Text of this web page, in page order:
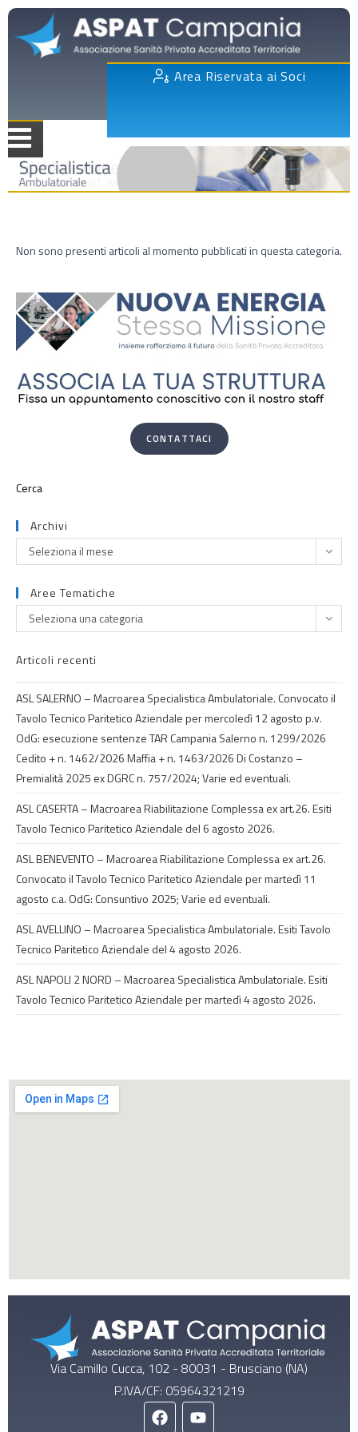
Area Riservata ai Soci
Non sono presenti articoli al momento pubblicati in questa categoria.
CONTATTACI
Archivi
Seleziona il mese
Aree Tematiche
Seleziona una categoria
Articoli recenti
ASL SALERNO – Macroarea Specialistica Ambulatoriale. Convocato il
Tavolo Tecnico Paritetico Aziendale per mercoledì 12 agosto p.v.
OdG: esecuzione sentenze TAR Campania Salerno n. 1299/2026
Cedito + n. 1462/2026 Maffia + n. 1463/2026 Di Costanzo –
Premialità 2025 ex DGRC n. 757/2024; Varie ed eventuali.
ASL CASERTA – Macroarea Riabilitazione Complessa ex art.26. Esiti
Tavolo Tecnico Paritetico Aziendale del 6 agosto 2026.
ASL BENEVENTO – Macroarea Riabilitazione Complessa ex art.26.
Convocato il Tavolo Tecnico Paritetico Aziendale per martedì 11
agosto c.a. OdG: Consuntivo 2025; Varie ed eventuali.
ASL AVELLINO – Macroarea Specialistica Ambulatoriale. Esiti Tavolo
Tecnico Paritetico Aziendale del 4 agosto 2026.
ASL NAPOLI 2 NORD – Macroarea Specialistica Ambulatoriale. Esiti
Tavolo Tecnico Paritetico Aziendale per martedì 4 agosto 2026.
Via Camillo Cucca, 102 - 80031 - Brusciano (NA)
P.IVA/CF: 05964321219